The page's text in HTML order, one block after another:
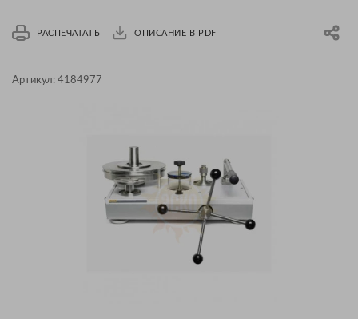
РАСПЕЧАТАТЬ ОПИСАНИЕ В PDF
Артикул: 4184977